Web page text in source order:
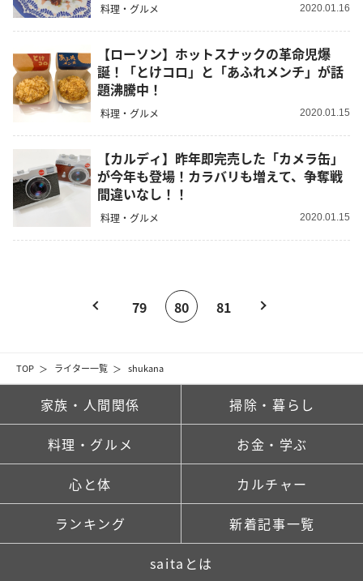
TOP ライター一覧 shukana
料理・グルメ 2020.01.16
【ローソン】ホットスナックの革命児爆
誕！「とけコロ」と「あふれメンチ」が話
題沸騰中！
料理・グルメ 2020.01.15
【カルディ】昨年即完売した「カメラ缶」
が今年も登場！カラバリも増えて、争奪戦
間違いなし！！
料理・グルメ 2020.01.15
79 80 81
家族・人間関係 掃除・暮らし
料理・グルメ お金・学ぶ
心と体 カルチャー
ランキング 新着記事一覧
saitaとは